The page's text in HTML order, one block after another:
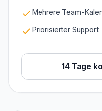
Mehrere Team-
Priorisierter Support
14 Tage